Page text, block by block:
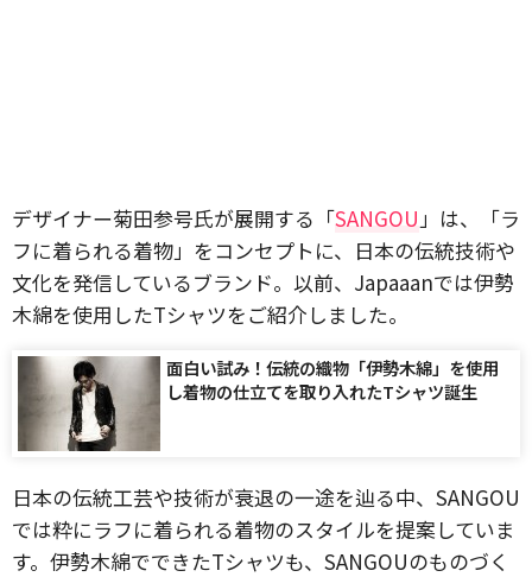
デザイナー菊田参号氏が展開する「SANGOU」は、「ラ
フに着られる着物」をコンセプトに、日本の伝統技術や
文化を発信しているブランド。以前、Japaaanでは伊勢
木綿を使用したTシャツをご紹介しました。
面白い試み！伝統の織物「伊勢木綿」を使用
し着物の仕立てを取り入れたTシャツ誕生
日本の伝統工芸や技術が衰退の一途を辿る中、SANGOU
では粋にラフに着られる着物のスタイルを提案していま
す。伊勢木綿でできたTシャツも、SANGOUのものづく